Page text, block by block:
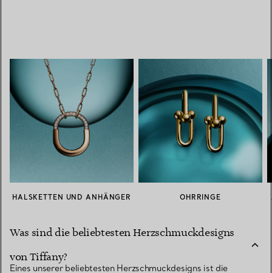
HALSKETTEN UND ANHÄNGER OHRRINGE
Was sind die beliebtesten Herzschmuckdesigns
von Tiffany?
Eines unserer beliebtesten Herzschmuckdesigns ist die